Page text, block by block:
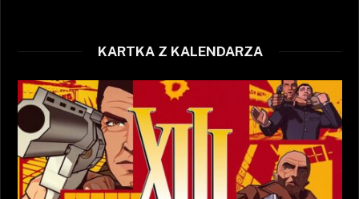
KARTKA Z KALENDARZA